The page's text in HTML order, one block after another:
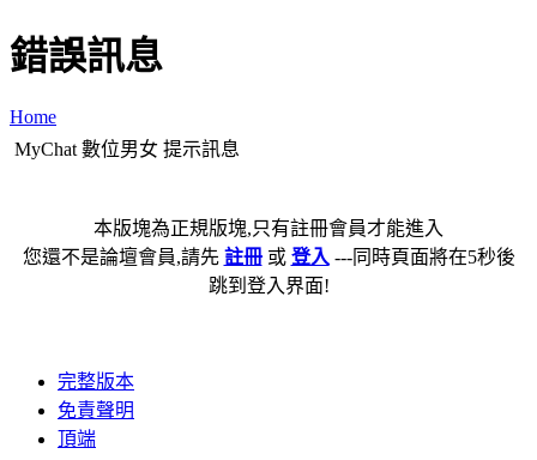
錯誤訊息
Home
MyChat 數位男女 提示訊息
本版塊為正規版塊,只有註冊會員才能進入
您還不是論壇會員,請先 註冊或 登入 ---同時頁面將在5秒後
跳到登入界面!
完整版本
免責聲明
頂端